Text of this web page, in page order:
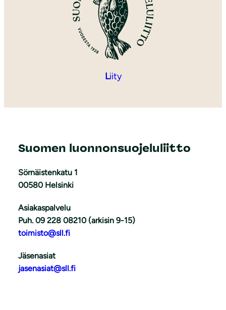
Liity
Suomen luonnonsuojeluliitto
Sörnäistenkatu 1
00580 Helsinki
Asiakaspalvelu
Puh. 09 228 08210 (arkisin 9-15)
toimisto@sll.fi
Jäsenasiat
jasenasiat@sll.fi